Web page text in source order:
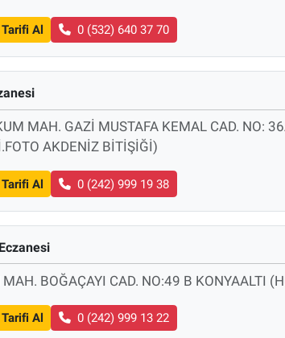
Al 0 (532) 640 37 70
MAH. GAZİ MUSTAFA KEMAL CAD. NO:
AKDENİZ BİTİŞİĞİ)
Al 0 (242) 999 19 38
BOĞAÇAYI CAD. NO:49 B KONYAALTI
Al 0 (242) 999 13 22